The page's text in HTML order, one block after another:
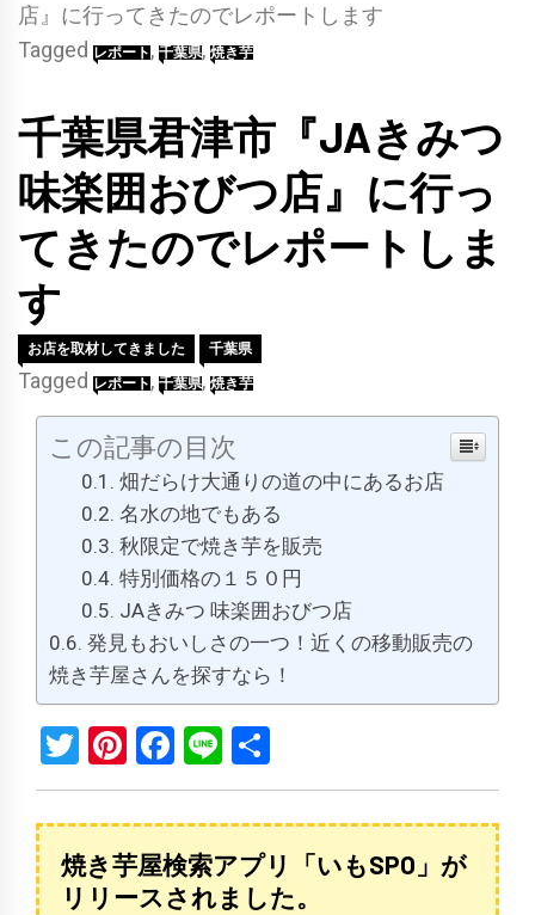
店』に行ってきたのでレポートします
Tagged レポート , 千葉県, 焼き芋
千葉県君津市『JAきみつ
味楽囲おびつ店』に行っ
てきたのでレポートしま
す
お店を取材してきました 千葉県
Tagged レポート , 千葉県, 焼き芋
この記事の目次
畑だらけ大通りの道の中にあるお店
名水の地でもある
秋限定で焼き芋を販売
特別価格の１５０円
JAきみつ 味楽囲おびつ店
発見もおいしさの一つ！近くの移動販売の
焼き芋屋さんを探すなら！
Twitter
Pinterest
Facebook
Line
有
焼き芋屋検索アプリ「いもSPO」が
リリースされました。